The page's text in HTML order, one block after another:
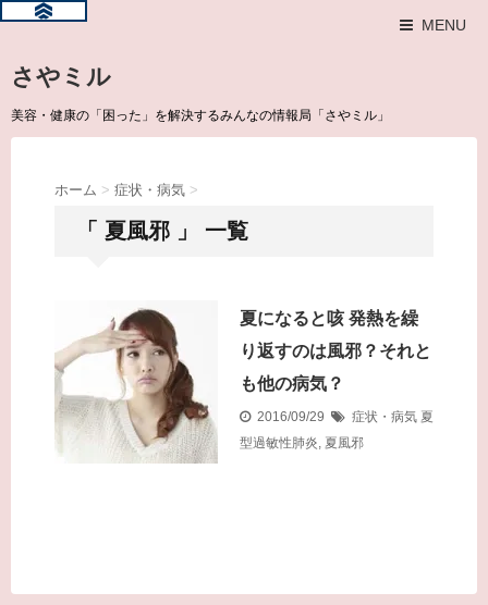
MENU
さやミル
美容・健康の「困った」を解決するみんなの情報局「さやミル」
ホーム > 症状・病気 >
「 夏風邪 」 一覧
夏になると咳 発熱を繰
り返すのは風邪？それと
も他の病気？
2016/09/29 症状・病気 夏
型過敏性肺炎, 夏風邪